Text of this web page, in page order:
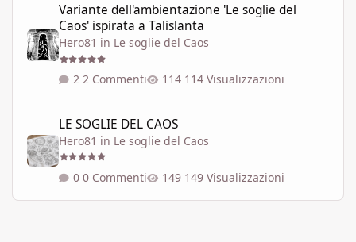
Variante dell'ambientazione 'Le soglie del
Caos' ispirata a Talislanta
Hero81 in Le soglie del Caos
2 Commenti 114 Visualizzazioni
LE SOGLIE DEL CAOS
Hero81 in Le soglie del Caos
0 Commenti 149 Visualizzazioni